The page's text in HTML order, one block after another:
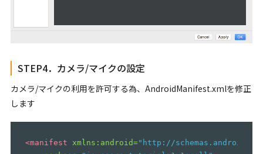
STEP4．カメラ/マイクの設定
カメラ/マイクの利用を許可する為、AndroidManifest.xmlを修正
します
<manifest xmlns:android="http://